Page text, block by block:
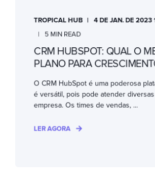
TROPICAL HUB 4 DE JAN. DE 2023
5 MIN READ
CRM HUBSPOT: QUAL O
PLANO PARA
O CRM HubSpot é uma poderosa
é versátil, pois pode atender
empresa. Os times de vendas, ...
LER AGORA